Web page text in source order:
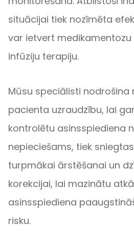
situācijai tiek nozīmēta
var ietvert medikamentozu
infūziju terapiju.
Mūsu speciālisti nodrošina
pacienta uzraudzību, lai
kontrolētu asinsspiediena
nepieciešams, tiek
turpmākai ārstēšanai un
korekcijai, lai mazinātu
asinsspiediena
risku.